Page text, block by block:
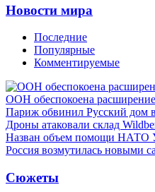
Новости мира
Последние
Популярные
Комментируемые
ООН обеспокоена
Париж обвинил Русский дом
Дроны атаковали склад
Назван объем помощи НАТО
Россия возмутилась новыми
Сюжеты